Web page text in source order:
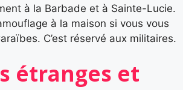
à la Barbade et à Sainte-Lucie.
à la maison si vous vous
C’est réservé aux militaires.
étranges et